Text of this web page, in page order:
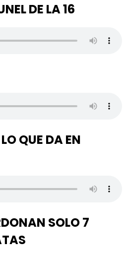
DE LA 16
QUE DA EN
SOLO 7